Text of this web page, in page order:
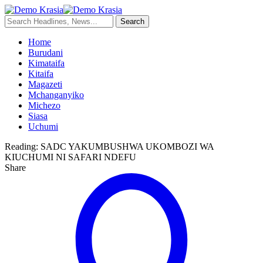
Home
Burudani
Kimataifa
Kitaifa
Magazeti
Mchanganyiko
Michezo
Siasa
Uchumi
Reading: SADC YAKUMBUSHWA UKOMBOZI WA
KIUCHUMI NI SAFARI NDEFU
Share